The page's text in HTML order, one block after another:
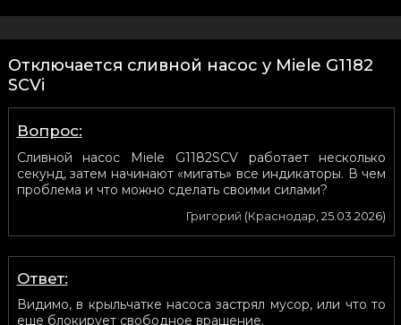
Отключается сливной насос у Miele G1182
SCVi
Вопрос:
Сливной насос Miele G1182SCV работает несколько
секунд, затем начинают «мигать» все индикаторы. В чем
проблема и что можно сделать своими силами?
Григорий (Краснодар ,25.03.2026)
Ответ:
Видимо, в крыльчатке насоса застрял мусор, или что то
еще блокирует свободное вращение.